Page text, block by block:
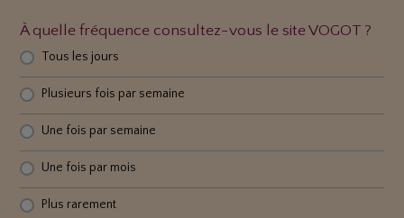
À quelle fréquence consultez-vous le site VOGOT ?
Tous les jours
Plusieurs fois par semaine
Une fois par semaine
Une fois par mois
Plus rarement